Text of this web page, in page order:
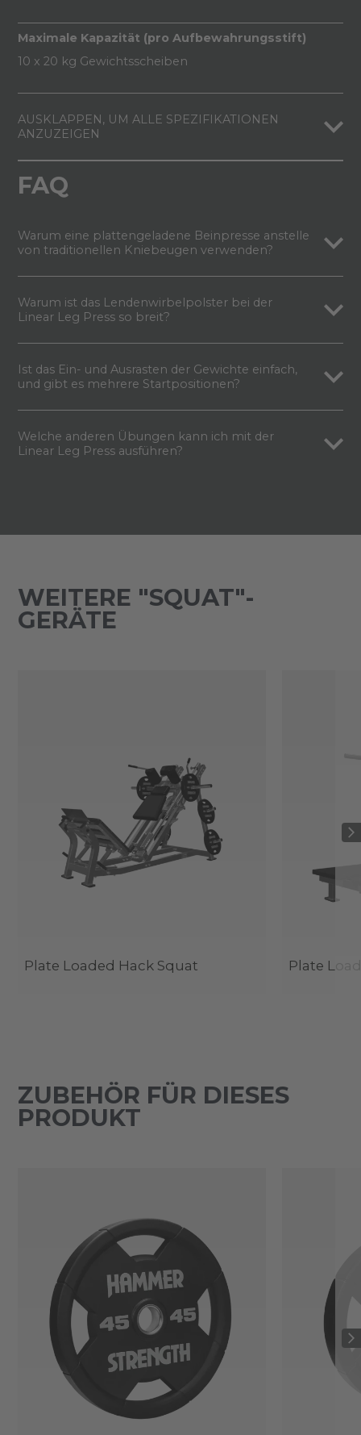
Maximale Kapazität (pro Aufbewahrungsstift)
10 x 20 kg Gewichtsscheiben
AUSKLAPPEN, UM ALLE SPEZIFIKATIONEN
ANZUZEIGEN
FAQ
Warum eine plattengeladene Beinpresse anstelle
von traditionellen Kniebeugen verwenden?
Warum ist das Lendenwirbelpolster bei der
Linear Leg Press so breit?
Ist das Ein- und Ausrasten der Gewichte einfach,
und gibt es mehrere Startpositionen?
Welche anderen Übungen kann ich mit der
Linear Leg Press ausführen?
WEITERE "SQUAT"-
GERÄTE
Plate Loaded Hack Squat Plate
ZUBEHÖR FÜR DIESES
PRODUKT